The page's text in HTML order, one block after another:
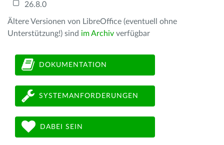
26.8.0
Ältere Versionen von LibreOffice (eventuell ohne
Unterstützung!) sind im Archiv verfügbar
DOKUMENTATION
SYSTEMANFORDERUNGEN
DABEI SEIN